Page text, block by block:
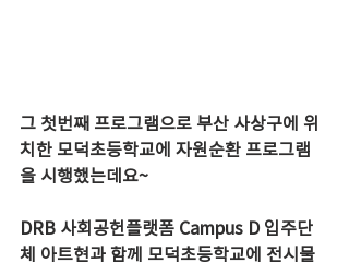
그 첫번째 프로그램으로 부산 사상구에 위
치한 모덕초등학교에 자원순환 프로그램
을 시행했는데요~
DRB 사회공헌플랫폼 Campus D 입주단
체 아트현과 함께 모덕초등학교에 전시물